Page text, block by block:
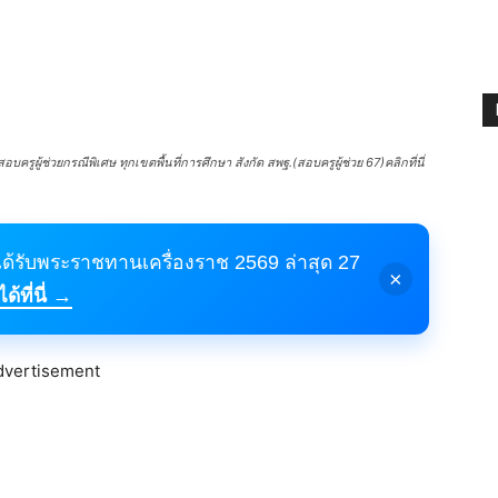
บครูผู้ช่วยกรณีพิเศษ ทุกเขตพื้นที่การศึกษา สังกัด สพฐ.(สอบครูผู้ช่วย 67)คลิกที่นี่
รับพระราชทานเครื่องราช 2569 ล่าสุด 27
ด้ที่นี่ →
×